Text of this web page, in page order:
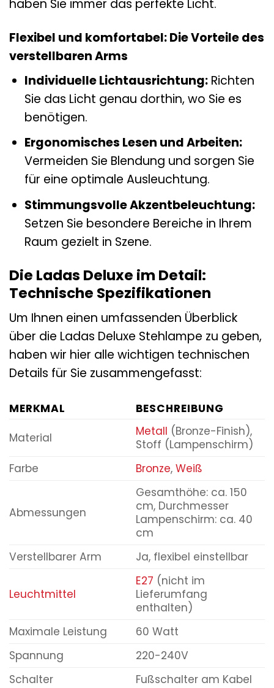
haben Sie immer das perfekte Licht.
Flexibel und komfortabel: Die Vorteile des
verstellbaren Arms
Individuelle Lichtausrichtung:Richten
Sie das Licht genau dorthin, wo Sie es
benötigen.
Ergonomisches Lesen und Arbeiten:
Vermeiden Sie Blendung und sorgen Sie
für eine optimale Ausleuchtung.
Stimmungsvolle Akzentbeleuchtung:
Setzen Sie besondere Bereiche in Ihrem
Raum gezielt in Szene.
Die Ladas Deluxe im Detail:
Technische Spezifikationen
Um Ihnen einen umfassenden Überblick
über die Ladas Deluxe Stehlampe zu geben,
haben wir hier alle wichtigen technischen
Details für Sie zusammengefasst:
MERKMAL
BESCHREIBUNG
Material
Metall (Bronze-Finish),
Stoff (Lampenschirm)
Farbe
Bronze, Weiß
Abmessungen
Gesamthöhe: ca. 150
cm, Durchmesser
Lampenschirm: ca. 40
cm
Verstellbarer Arm
Ja, flexibel einstellbar
Leuchtmittel
E27 (nicht im
Lieferumfang
enthalten)
Maximale Leistung
60 Watt
Spannung
220-240V
Schalter
Fußschalter am Kabel